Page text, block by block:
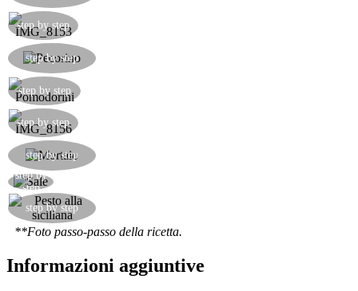
step by step
step by step
step by step
step by step
step by step
step by
step
step by step
**Foto passo-passo della ricetta.
Informazioni aggiuntive